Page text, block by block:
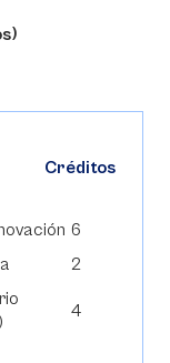
Créditos
6
2
4